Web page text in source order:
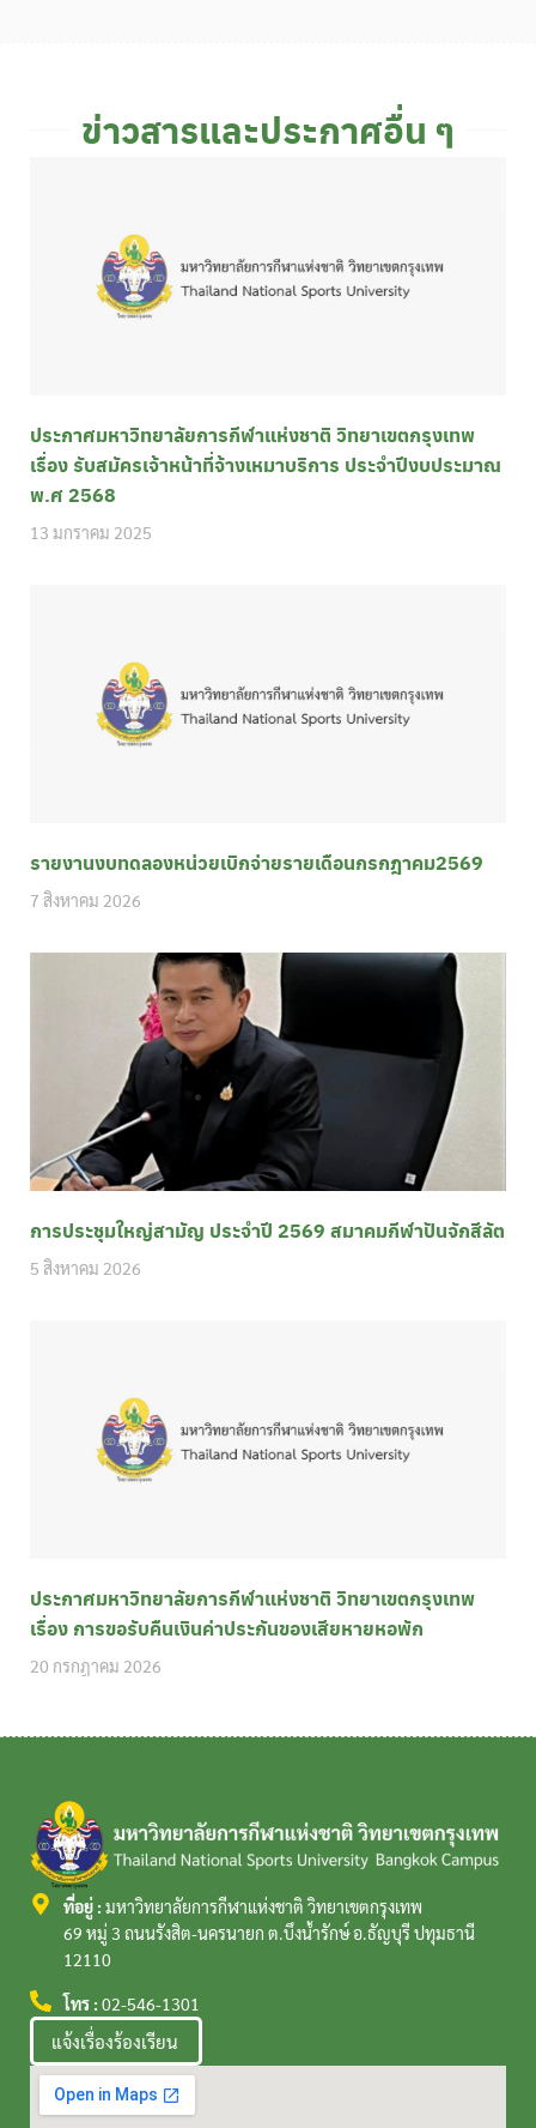
ข่าวสารและประกาศอื่น ๆ
ประกาศมหาวิทยาลัยการกีฬาแห่งชาติ วิทยาเขตกรุงเทพ
เรื่อง รับสมัครเจ้าหน้าที่จ้างเหมาบริการ ประจำปีงบประมาณ
พ.ศ 2568
13 มกราคม 2025
รายงานงบทดลองหน่วยเบิกจ่ายรายเดือนกรกฎาคม2569
7 สิงหาคม 2026
การประชุมใหญ่สามัญ ประจำปี 2569 สมาคมกีฬาปันจักสีลัต
5 สิงหาคม 2026
ประกาศมหาวิทยาลัยการกีฬาแห่งชาติ วิทยาเขตกรุงเทพ
เรื่อง การขอรับคืนเงินค่าประกันของเสียหายหอพัก
20 กรกฎาคม 2026
ที่อยู่ : มหาวิทยาลัยการกีฬาแห่งชาติ วิทยาเขตกรุงเทพ
69 หมู่ 3 ถนนรังสิต-นครนายก ต.บึงน้ำรักษ์ อ.ธัญบุรี ปทุมธานี
12110
โทร : 02-546-1301
แจ้งเรื่องร้องเรียน